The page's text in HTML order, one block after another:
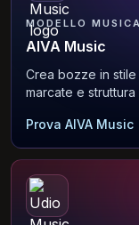
MODELLO
AIVA Music
Crea bozze in
marcate e
Prova AIVA Music